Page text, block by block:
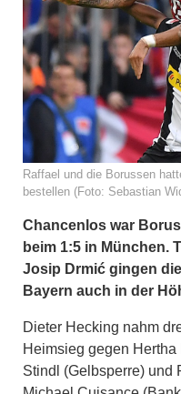
Raffael und die Borussen
bestellen (Foto: Sebastian
Chancenlos war
beim 1:5 in München.
Josip Drmić gingen
Bayern auch in der
Dieter Hecking nahm
Heimsieg gegen
Stindl (Gelbsperre) und